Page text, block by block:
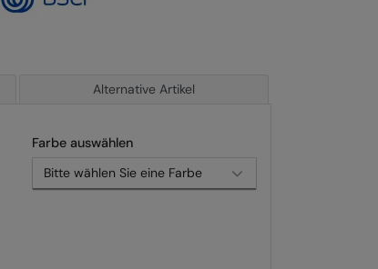
Alternative Artikel
Farbe auswählen